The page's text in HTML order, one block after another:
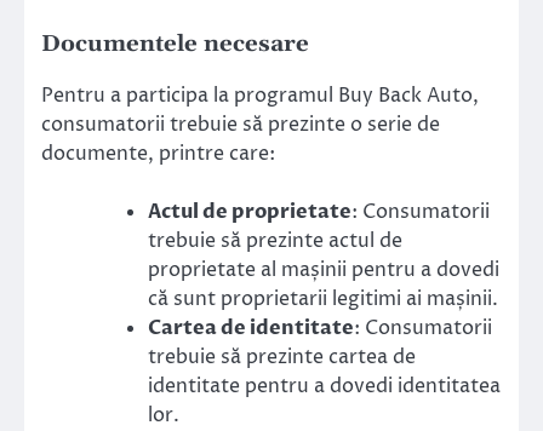
Documentele necesare
Pentru a participa la programul Buy Back Auto,
consumatorii trebuie să prezinte o serie de
documente, printre care:
Actul de proprietate: Consumatorii
trebuie să prezinte actul de
proprietate al mașinii pentru a dovedi
că sunt proprietarii legitimi ai mașinii.
Cartea de identitate: Consumatorii
trebuie să prezinte cartea de
identitate pentru a dovedi identitatea
lor.